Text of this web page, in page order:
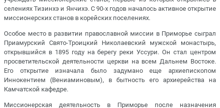
селениях Тизинхэ и Янчихэ. С 90-х годов началось активное открытие
миссионерских станов в корейских поселениях.
Особое место в развитии православной миссии в Приморье сыграл
Приамурский Свято-Троицкий Николаевский мужской монастырь,
открывшийся в 1895 году на берегу реки Уссури. Он стал центром
просветительской деятельности церкви на всем Дальнем Востоке.
Его открытие изначала было задумано еще архиепископом
Иннокентием (Вениаминовым), в бытность его архиерейства на
Камчатской кафедре.
Миссионерская деятельность в Приморье после назначения